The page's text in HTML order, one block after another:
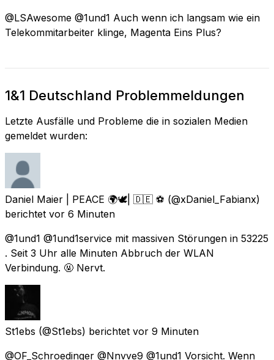
@LSAwesome @1und1 Auch wenn ich langsam wie ein
Telekommitarbeiter klinge, Magenta Eins Plus?
1&1 Deutschland Problemmeldungen
Letzte Ausfälle und Probleme die in sozialen Medien
gemeldet wurden:
Daniel Maier | PEACE 🌍🕊| 🇩🇪 ⚽️ (@xDaniel_Fabianx)
berichtet vor 6 Minuten
@1und1 @1und1service mit massiven Störungen in 53225
. Seit 3 Uhr alle Minuten Abbruch der WLAN
Verbindung. 🤬 Nervt.
St1ebs (@St1ebs) berichtet vor 9 Minuten
@OF_Schroedinger @Nnvve9 @1und1 Vorsicht. Wenn